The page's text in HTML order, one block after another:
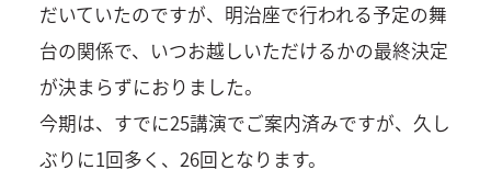
だいていたのですが、明治座で行われる予定の舞
台の関係で、いつお越しいただけるかの最終決定
が決まらずにおりました。
今期は、すでに25講演でご案内済みですが、久し
ぶりに1回多く、26回となります。